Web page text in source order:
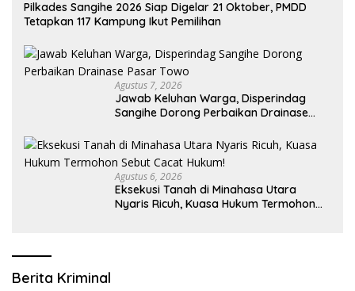
Pilkades Sangihe 2026 Siap Digelar 21 Oktober, PMDD
Tetapkan 117 Kampung Ikut Pemilihan
Agustus 7, 2026
Jawab Keluhan Warga, Disperindag
Sangihe Dorong Perbaikan Drainase
Agustus 6, 2026
Eksekusi Tanah di Minahasa Utara
Nyaris Ricuh, Kuasa Hukum Termohon
Berita Kriminal